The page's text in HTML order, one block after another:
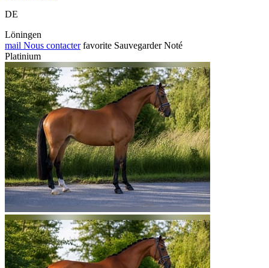
DE
Löningen
mail Nous contacter favorite Sauvegarder Noté
Platinium